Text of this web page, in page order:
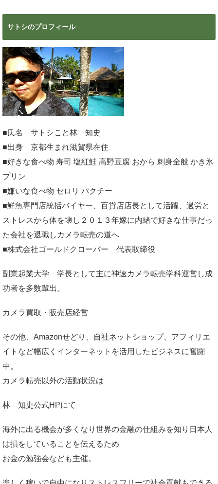
サトシのプロフィール
■氏名 サトシこと林 知史
■出身 京都生まれ滋賀県在住
■好きな食べ物 寿司 塩紅鮭 高野豆腐 おから 刺身全般 かき氷
プリン
■嫌いな食べ物 セロリ パクチー
■鮮魚専門店統括バイヤー、百貨店店長として活躍、過労と
ストレスから体を壊し２０１３年嫁に内緒で好きな仕事だっ
た会社を退職しカメラ転売の道へ
■株式会社ゴールドクローバー 代表取締役
副業起業大学 学長として主に神速カメラ転売学科運営し成
功者を多数輩出。
カメラ買取・販売店経営
その他、Amazonせどり、自社ネットショップ、アフィリエ
イトなど幅広くインターネットを活用したビジネスに奮闘
中。
カメラ転売以外の活動状況は
林 知史公式HPにて
海外に出る機会が多くなり世界の金融の仕組みを知り日本人
は損をしていることを伝えるため
お金の勉強会なども主催。